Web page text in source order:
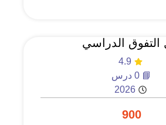
الدراسي
4.9
📘 0 درس
2026
900